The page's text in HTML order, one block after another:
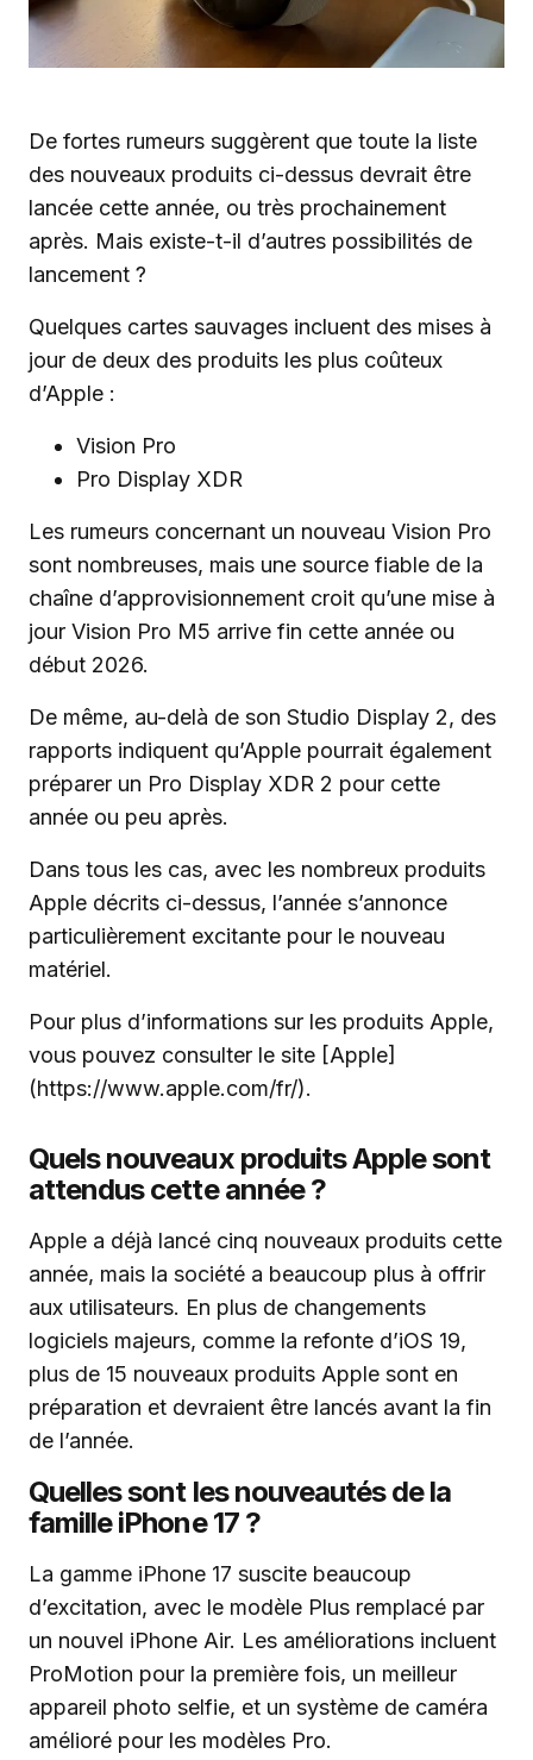
De fortes rumeurs suggèrent que toute la liste
des nouveaux produits ci-dessus devrait être
lancée cette année, ou très prochainement
après. Mais existe-t-il d’autres possibilités de
lancement ?
Quelques cartes sauvages incluent des mises à
jour de deux des produits les plus coûteux
d’Apple :
Vision Pro
Pro Display XDR
Les rumeurs concernant un nouveau Vision Pro
sont nombreuses, mais une source fiable de la
chaîne d’approvisionnement croit qu’une mise à
jour Vision Pro M5 arrive fin cette année ou
début 2026.
De même, au-delà de son Studio Display 2, des
rapports indiquent qu’Apple pourrait également
préparer un Pro Display XDR 2 pour cette
année ou peu après.
Dans tous les cas, avec les nombreux produits
Apple décrits ci-dessus, l’année s’annonce
particulièrement excitante pour le nouveau
matériel.
Pour plus d’informations sur les produits Apple,
vous pouvez consulter le site [Apple]
(https://www.apple.com/fr/).
Quels nouveaux produits Apple sont
attendus cette année ?
Apple a déjà lancé cinq nouveaux produits cette
année, mais la société a beaucoup plus à offrir
aux utilisateurs. En plus de changements
logiciels majeurs, comme la refonte d’iOS 19,
plus de 15 nouveaux produits Apple sont en
préparation et devraient être lancés avant la fin
de l’année.
Quelles sont les nouveautés de la
famille iPhone 17 ?
La gamme iPhone 17 suscite beaucoup
d’excitation, avec le modèle Plus remplacé par
un nouvel iPhone Air. Les améliorations incluent
ProMotion pour la première fois, un meilleur
appareil photo selfie, et un système de caméra
amélioré pour les modèles Pro.